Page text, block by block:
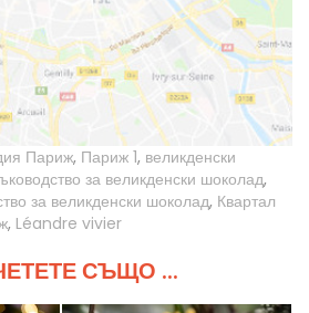
Париж, Париж 1, великденски
за великденски шоколад,
за великденски шоколад, Квартал
, Léandre vivier
СЪЩО ...